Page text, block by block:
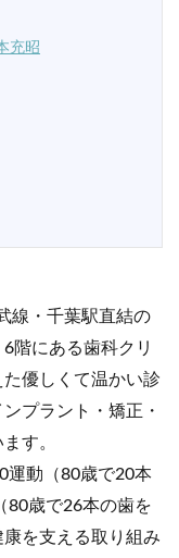
充昭
線・千葉駅直結の
階にある歯科クリ
優しくて温かい診
プラント・矯正・
す。
運動（80歳で20本
80歳で26本の歯を
を支える取り組み